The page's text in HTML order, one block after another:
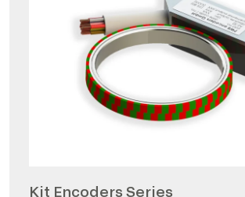
Kit Encoders Series